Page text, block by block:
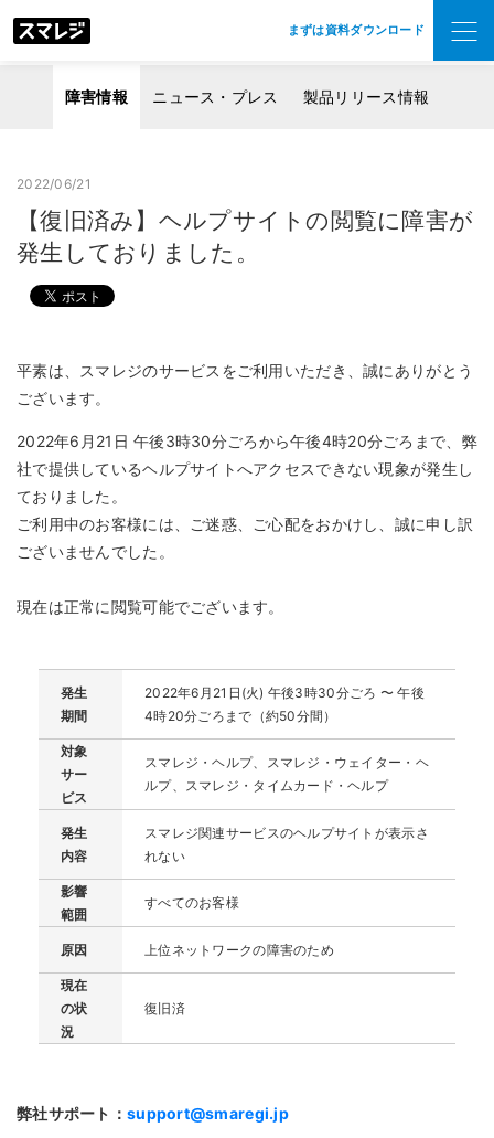
まずは資料ダウンロード
障害情報 ニュース・プレス 製品リリース情報
2022/06/21
【復旧済み】ヘルプサイトの閲覧に障害が
発生しておりました。
平素は、スマレジのサービスをご利用いただき、誠にありがとう
ございます。
2022年6月21日 午後3時30分ごろから午後4時20分ごろまで、弊
社で提供しているヘルプサイトへアクセスできない現象が発生し
ておりました。
ご利用中のお客様には、ご迷惑、ご心配をおかけし、誠に申し訳
ございませんでした。
現在は正常に閲覧可能でございます。
発生
期間
2022年6月21日(火) 午後3時30分ごろ 〜 午後
4時20分ごろまで（約50分間）
対象
サー
ビス
スマレジ・ヘルプ、スマレジ・ウェイター・ヘ
ルプ、スマレジ・タイムカード・ヘルプ
発生
内容
スマレジ関連サービスのヘルプサイトが表示さ
れない
影響
範囲
すべてのお客様
原因 上位ネットワークの障害のため
現在
の状
況
復旧済
弊社サポート： support@smaregi.jp